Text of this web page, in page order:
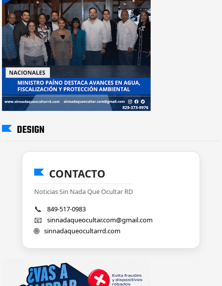
DESIGN
CONTACTO
Noticias Sin Nada Que Ocultar RD
📞 849-517-0983
📧 sinnadaqueocultar.com@gmail.com
🌐 sinnadaqueocultarrd.com